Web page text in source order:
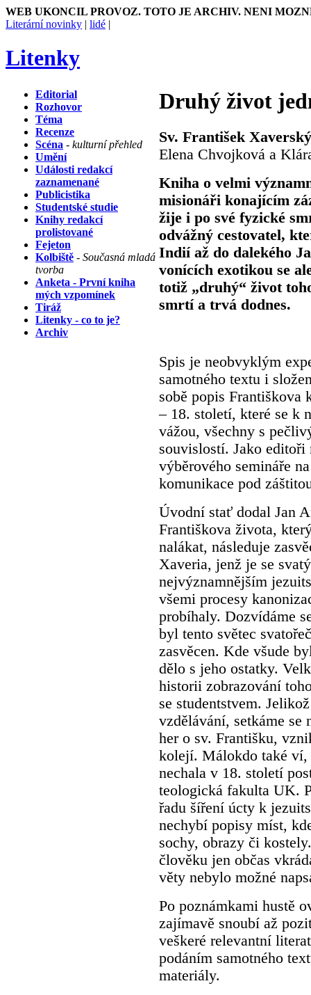
WEB UKONCIL PROVOZ. TOTO JE ARCHIV. NENI
Literární novinky | lidé |
Litenky
Editorial
Rozhovor
Téma
Recenze
Scéna - kulturní přehled
Umění
Události redakcí
zaznamenané
Publicistika
Studentské studie
Knihy redakcí
prolistované
Fejeton
Kolbiště - Současná mladá
tvorba
Anketa - První kniha
mých vzpomínek
Tiráž
Litenky - co to je?
Archiv
Druhý život
Sv. František
Elena Chvojková a
Kniha o velmi
misionáři konajícím
žije i po své fyzické
odvážný cestovatel,
Indií až do dalekého
vonících exotikou se
totiž „druhý“ život
smrtí a trvá dodnes.
Spis je neobvyklým
samotného textu i
sobě popis Františkova
– 18. století, které se k
vážou, všechny s
souvislostí. Jako editoři
výběrového semináře
komunikace pod
Úvodní stať dodal Jan
Františkova života,
nalákat, následuje
Xaveria, jenž je se
nejvýznamnějším
všemi procesy
probíhaly. Dozvídáme
byl tento světec
zasvěcen. Kde všude
dělo s jeho ostatky.
historii zobrazování
se studentstvem.
vzdělávání, setkáme
her o sv. Františku,
kolejí. Málokdo také ví,
nechala v 18. století
teologická fakulta UK.
řadu šíření úcty k
nechybí popisy míst,
sochy, obrazy či
člověku jen občas
věty nebylo možné
Po poznámkami hustě
zajímavě snoubí až
veškeré relevantní
podáním samotného
materiály.